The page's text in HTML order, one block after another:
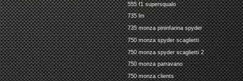
555 f1 supersqualo
735 lm
735 monza pininfarina spyder
750 monza spyder scaglietti
750 monza spyder scaglietti 2
750 monza parravano
750 monza clients